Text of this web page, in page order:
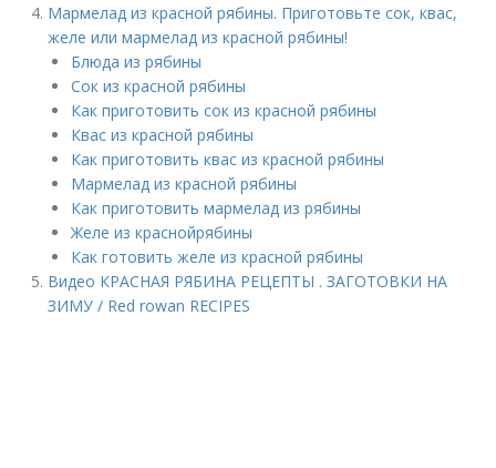
Мармелад из красной рябины. Приготовьте сок, квас,
желе или мармелад из красной рябины!
Блюда из рябины
Сок из красной рябины
Как приготовить сок из красной рябины
Квас из красной рябины
Как приготовить квас из красной рябины
Мармелад из красной рябины
Как приготовить мармелад из рябины
Желе из краснойрябины
Как готовить желе из красной рябины
Видео КРАСНАЯ РЯБИНА РЕЦЕПТЫ . ЗАГОТОВКИ НА
ЗИМУ / Red rowan RECIPES